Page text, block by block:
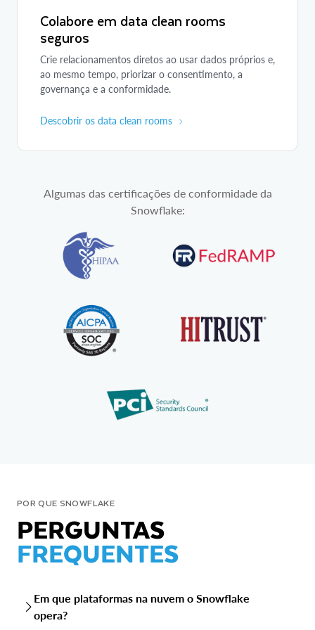
Colabore em data clean rooms
seguros
Crie relacionamentos diretos ao usar dados próprios e,
ao mesmo tempo, priorizar o consentimento, a
governança e a conformidade.
Descobrir os data clean rooms
Algumas das certificações de conformidade da
Snowflake:
POR QUE SNOWFLAKE
PERGUNTAS
FREQUENTES
Em que plataformas na nuvem o Snowflake
opera?